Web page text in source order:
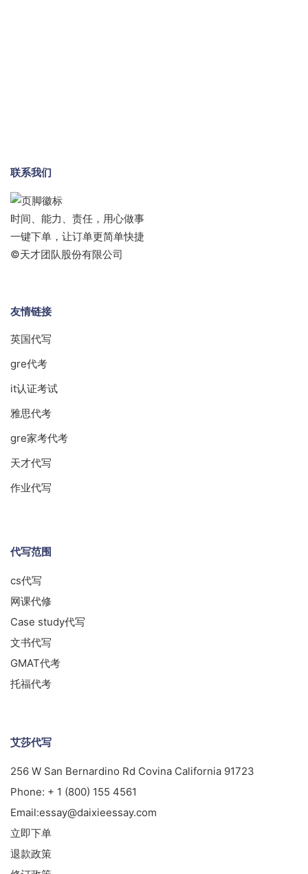
联系我们
时间、能力、责任，用心做事
一键下单，让订单更简单快捷
©天才团队股份有限公司
友情链接
英国代写
gre代考
it认证考试
雅思代考
gre家考代考
天才代写
作业代写
代写范围
cs代写
网课代修
Case study代写
文书代写
GMAT代考
托福代考
艾莎代写
256 W San Bernardino Rd Covina California 91723
Phone: + 1 (800) 155 4561
Email:essay@daixieessay.com
立即下单
退款政策